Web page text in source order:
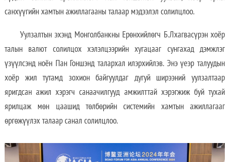
санхүүгийн хамтын ажиллагааны талаар мэдээлэл солилцлоо.
Уулзалтын эхэнд Монголбанкны Ерөнхийлөгч Б.Лхагвасүрэн хоёр
талын валют солилцох хэлэлцээрийн хугацааг сунгахад дэмжлэг
үзүүлсэнд ноён Пан Гоншэнд талархал илэрхийлэв. Энэ үеэр талуудын
хоёр жил тутамд зохион байгуулдаг дугуй ширээний уулзалтаар
яригдсан ажил хэрэгч санаачилгууд амжилттай хэрэгжиж буй тухай
ярилцаж мөн цаашид төлбөрийн системийн хамтын ажиллагааг
өргөжүүлэх талаар санал солилцлоо.